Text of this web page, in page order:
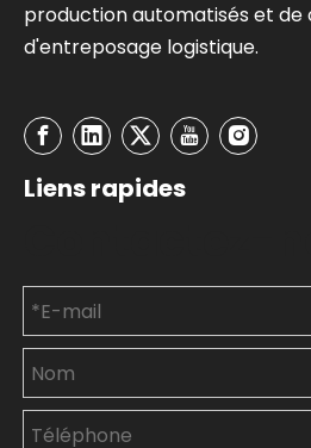
production automatisés et de
d'entreposage logistique.
Liens rapides